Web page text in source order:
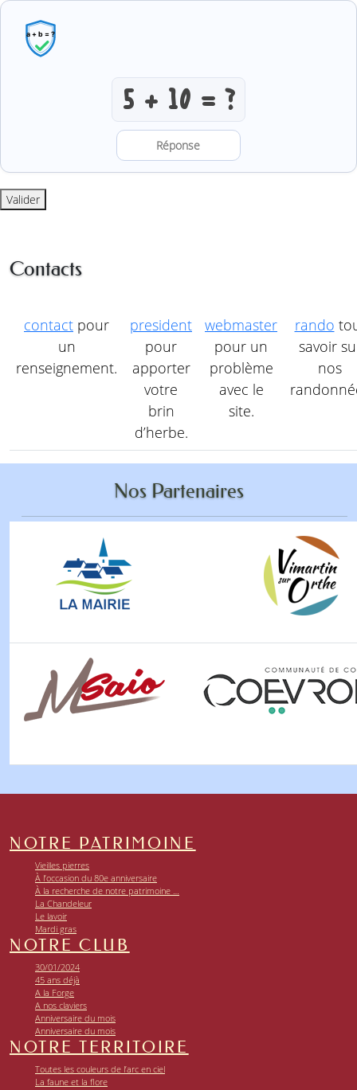
Résoudre l’addition anti-robot
Valider
Contacts
contact pour
un
renseignement.
president
pour
apporter
votre
brin
d’herbe.
webmaster
pour un
problème
avec le
site.
rando
savoir
nos
Nos Partenaires
NOTRE PATRIMOINE
Vieilles pierres
À l’occasion du 80e anniversaire
À la recherche de notre patrimoine …
La Chandeleur
Le lavoir
Mardi gras
NOTRE CLUB
30/01/2024
45 ans déjà
A la Forge
A nos claviers
Anniversaire du mois
Anniversaire du mois
NOTRE TERRITOIRE
Toutes les couleurs de l’arc en ciel
La faune et la flore